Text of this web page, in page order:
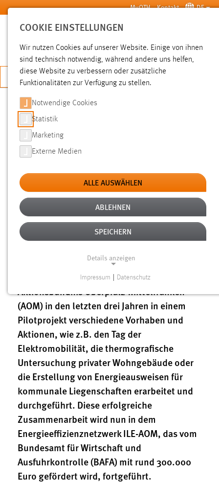
Zum Hauptinhalt springen MyOTH Kontakt DE
SUCHE
JETZT BEWERBEN
Hochschule Aktuelles Pressemeldungen
INSTITUT FÜR ENERGIETECHNIK
(IFE) DER OTH AMBERG-WEIDEN:
300.000 EURO FÜR
ENERGIEEFFIZIENZNETZWERK ILE-
AOM
23.01.2018
Zehn Kommunen ein Ziel: Die Umsetzung
dem Institut für Energietechnik (IfE) GmbH
an der OTH Amberg-Weiden hat das
Aktionsbündnis Oberpfalz-Mittelfranken
(AOM) in den letzten drei Jahren in einem
Pilotprojekt verschiedene Vorhaben und
Aktionen, wie z.B. den Tag der
Elektromobilität, die thermografische
Untersuchung privater Wohngebäude oder
die Erstellung von Energieausweisen für
kommunale Liegenschaften erarbeitet und
durchgeführt. Diese erfolgreiche
Zusammenarbeit wird nun in dem
Energieeffizienznetzwerk ILE-AOM, das vom
Bundesamt für Wirtschaft und
Ausfuhrkontrolle (BAFA) mit rund 300.000
Euro gefördert wird, fortgeführt.
COOKIE EINSTELLUNGEN
Wir nutzen Cookies auf unserer Website. Einige von ihnen
sind technisch notwendig, während andere uns helfen,
diese Website zu verbessern oder zusätzliche
Funktionalitäten zur Verfügung zu stellen.
Notwendige Cookies
Statistik
Marketing
Externe Medien
ALLE AUSWÄHLEN
ABLEHNEN
SPEICHERN
Details anzeigen
Notwendige Cookies ermöglichen grundlegende
Funktionen und sind für die einwandfreie Funktion der
Website erforderlich.
Einverständnis
Name:
cookie_consent
Zweck:
Dieser Cookie speichert die ausgewählten Einverständnis-
Optionen des Benutzers
Cookie Laufzeit:
1 Jahr
Performance
Impressum Datenschutz